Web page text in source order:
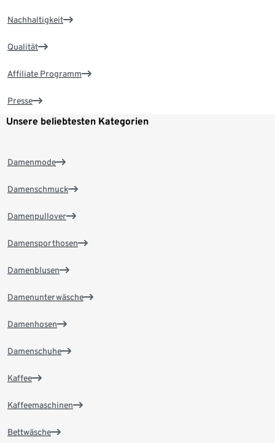
Nachhaltigkeit
Qualität
Affiliate Programm
Presse
Unsere beliebtesten Kategorien
Damenmode
Damenschmuck
Damenpullover
Damensporthosen
Damenblusen
Damenunterwäsche
Damenhosen
Damenschuhe
Kaffee
Kaffeemaschinen
Bettwäsche